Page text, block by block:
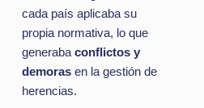
cada país aplicaba su
propia normativa, lo que
generaba conflictos y
demorasen la gestión de
herencias.